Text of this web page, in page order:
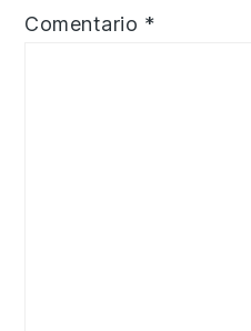
Comentario *